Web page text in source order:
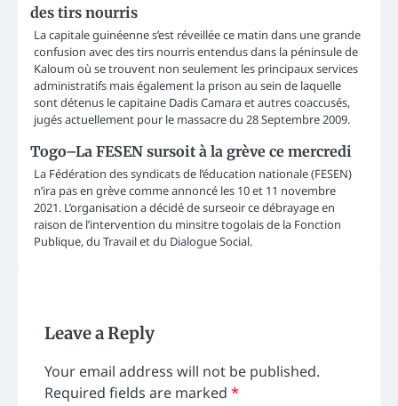
des tirs nourris
La capitale guinéenne s’est réveillée ce matin dans une grande
confusion avec des tirs nourris entendus dans la péninsule de
Kaloum où se trouvent non seulement les principaux services
administratifs mais également la prison au sein de laquelle
sont détenus le capitaine Dadis Camara et autres coaccusés,
jugés actuellement pour le massacre du 28 Septembre 2009.
Togo–La FESEN sursoit à la grève ce mercredi
La Fédération des syndicats de l’éducation nationale (FESEN)
n’ira pas en grève comme annoncé les 10 et 11 novembre
2021. L’organisation a décidé de surseoir ce débrayage en
raison de l’intervention du minsitre togolais de la Fonction
Publique, du Travail et du Dialogue Social.
Leave a Reply
Your email address will not be published.
Required fields are marked *